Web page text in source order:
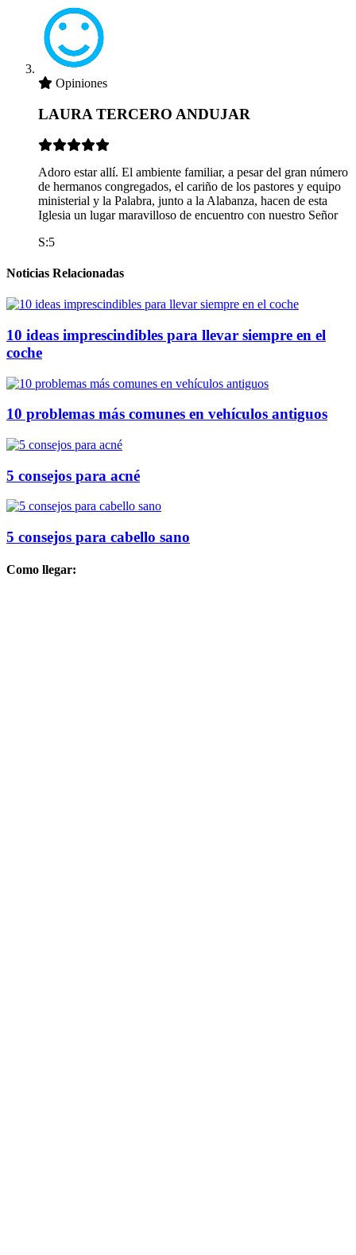
Opiniones
LAURA TERCERO ANDUJAR
Adoro estar allí. El ambiente familiar, a pesar del gran número
de hermanos congregados, el cariño de los pastores y equipo
ministerial y la Palabra, junto a la Alabanza, hacen de esta
Iglesia un lugar maravilloso de encuentro con nuestro Señor
S:5
Noticias Relacionadas
10 ideas imprescindibles para llevar siempre en el
coche
10 problemas más comunes en vehículos antiguos
5 consejos para acné
5 consejos para cabello sano
Como llegar: